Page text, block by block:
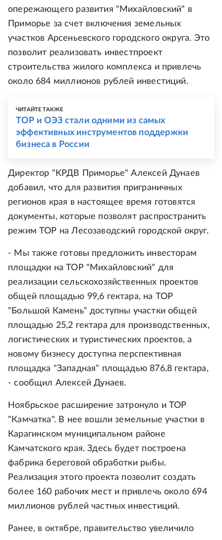
опережающего развития "Михайловский" в
Приморье за счет включения земельных
участков Арсеньевского городского округа. Это
позволит реализовать инвестпроект
строительства жилого комплекса и привлечь
около 684 миллионов рублей инвестиций.
ЧИТАЙТЕ ТАКЖЕ
ТОР и ОЭЗ стали одними из самых
эффективных инструментов поддержки
бизнеса в России
Директор "КРДВ Приморье" Алексей Дунаев
добавил, что для развития приграничных
регионов края в настоящее время готовятся
документы, которые позволят распространить
режим ТОР на Лесозаводский городской округ.
- Мы также готовы предложить инвесторам
площадки на ТОР "Михайловский" для
реализации сельскохозяйственных проектов
общей площадью 99,6 гектара, на ТОР
"Большой Камень" доступны участки общей
площадью 25,2 гектара для производственных,
логистических и туристических проектов, а
новому бизнесу доступна перспективная
площадка "Западная" площадью 876,8 гектара,
- сообщил Алексей Дунаев.
Ноябрьское расширение затронуло и ТОР
"Камчатка". В нее вошли земельные участки в
Карагинском муниципальном районе
Камчатского края. Здесь будет построена
фабрика береговой обработки рыбы.
Реализация этого проекта позволит создать
более 160 рабочих мест и привлечь около 694
миллионов рублей частных инвестиций.
Ранее, в октябре, правительство увеличило